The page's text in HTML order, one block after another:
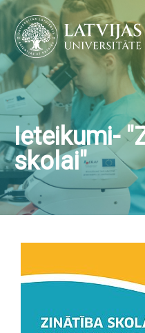
Ieteikumi-
skolai"